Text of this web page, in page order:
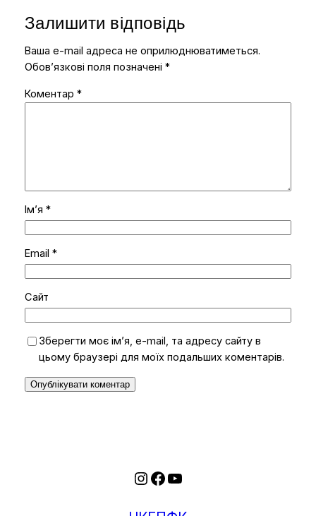
Залишити відповідь
Ваша e-mail адреса не оприлюднюватиметься.
Обов’язкові поля позначені *
Коментар *
Ім’я *
Email *
Сайт
Зберегти моє ім’я, e-mail, та адресу сайту в
цьому браузері для моїх подальших коментарів.
Instagram
Facebook
YouTube